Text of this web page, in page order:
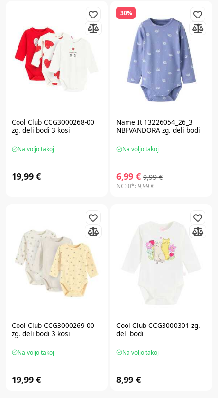
Cool Club CCG3000268-00
zg. deli bodi 3 kosi
Na voljo takoj
19,99 €
30%
Name It 13226054_26_3
NBFVANDORA zg. deli bodi
Na voljo takoj
6,99 € 9,99 €
NC30*:9,99 €
Cool Club CCG3000269-00
zg. deli bodi 3 kosi
Na voljo takoj
19,99 €
Cool Club CCG3000301 zg.
deli bodi
Na voljo takoj
8,99 €